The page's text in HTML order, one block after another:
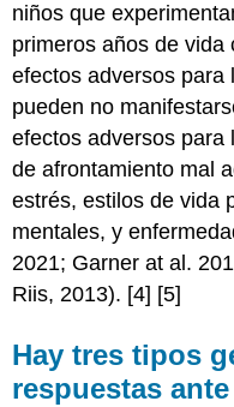
niños que
primeros años de vida
efectos adversos para
pueden no
efectos adversos para
de afrontamiento mal
estrés, estilos de vida
mentales, y
2021; Garner at al.
Riis, 2013). [4] [5]
Hay tres tipos
respuestas